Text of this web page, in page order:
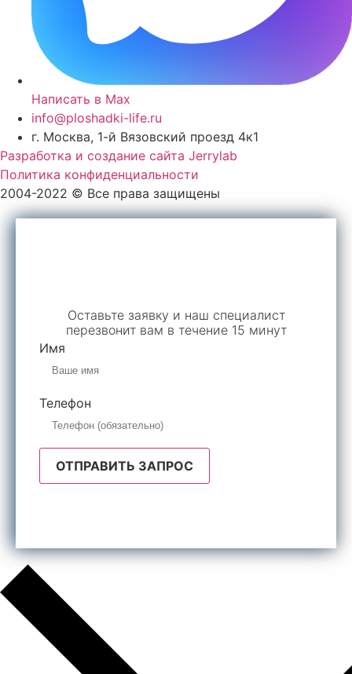
Написать в Max
info@ploshadki-life.ru
г. Москва, 1-й Вязовский проезд 4к1
Разработка и создание сайта Jerrylab
Политика конфиденциальности
2004-2022 © Все права защищены
Оставьте заявку и наш специалист
перезвонит вам в течение 15 минут
Имя
Телефон
ОТПРАВИТЬ ЗАПРОС